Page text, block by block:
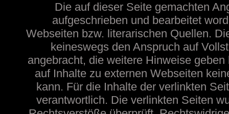
Die auf dieser Seite gemachten
aufgeschrieben und bearbeitet
Webseiten bzw. literarischen Quellen.
keineswegs den Anspruch auf
angebracht, die weitere Hinweise
auf Inhalte zu externen Webseiten
kann. Für die Inhalte der verlinkten
verantwortlich. Die verlinkten Seiten